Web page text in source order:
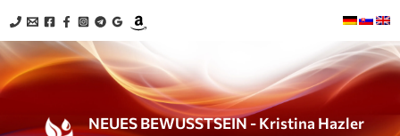
Inhalt
springen
NEUES BEWUSSTSEIN - Kristina Hazler